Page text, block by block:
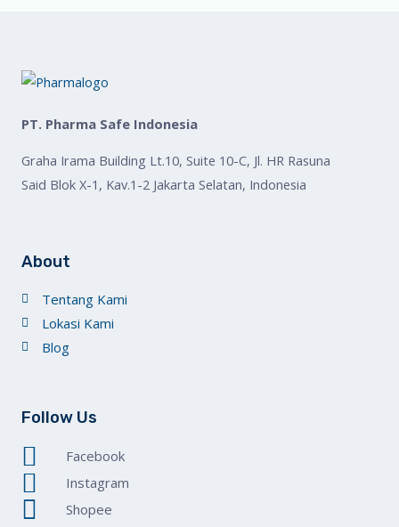
PT. Pharma Safe Indonesia
Graha Irama Building Lt.10, Suite 10-C, Jl. HR Rasuna
Said Blok X-1, Kav.1-2 Jakarta Selatan, Indonesia
About
Tentang Kami
Lokasi Kami
Blog
Follow Us
Facebook
Instagram
Shopee